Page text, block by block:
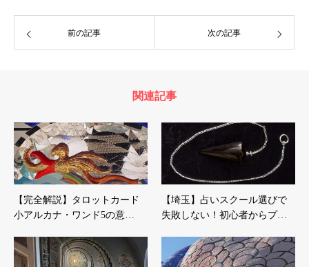
前の記事 次の記事
関連記事
【完全解説】タロットカード
小アルカナ・ワンド5の意…
【埼玉】占いスクール選びで
失敗しない！初心者からプ…